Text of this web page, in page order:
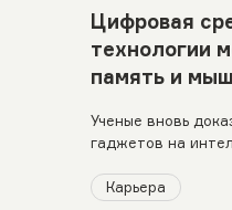
Цифровая
технологии
память и
Ученые вновь
гаджетов на
Карьера